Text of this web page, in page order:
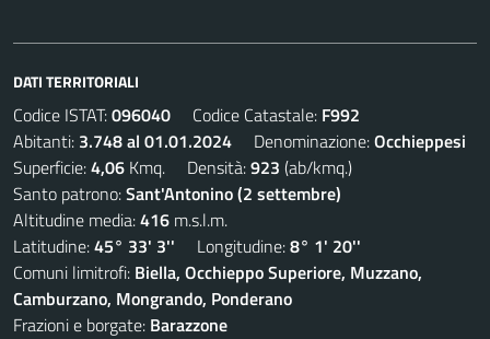
DATI TERRITORIALI
Codice ISTAT:096040 Codice Catastale: F992
Abitanti: 3.748 al 01.01.2024 Denominazione:Occhieppesi
Superficie:4,06 Kmq. Densità:923 (ab/kmq.)
Santo patrono:Sant'Antonino (2 settembre)
Altitudine media:416 m.s.l.m.
Latitudine:45° 33' 3'' Longitudine:8° 1' 20''
Comuni limitrofi: Biella, Occhieppo Superiore, Muzzano,
Camburzano, Mongrando, Ponderano
Frazioni e borgate: Barazzone